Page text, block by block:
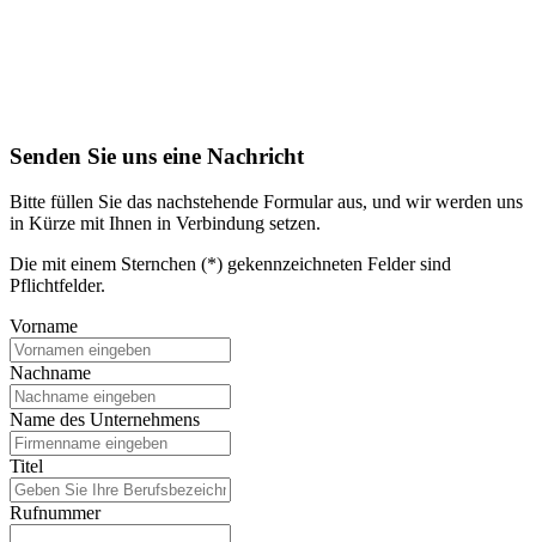
Senden Sie uns eine Nachricht
Bitte füllen Sie das nachstehende Formular aus, und wir werden uns
in Kürze mit Ihnen in Verbindung setzen.
Die mit einem Sternchen (*) gekennzeichneten Felder sind
Pflichtfelder.
Vorname
Nachname
Name des Unternehmens
Titel
Rufnummer